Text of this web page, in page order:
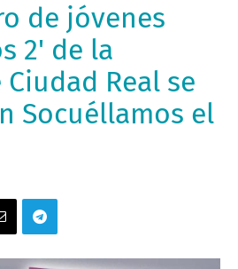
de jóvenes
2' de la
Real se
Socuéllamos el